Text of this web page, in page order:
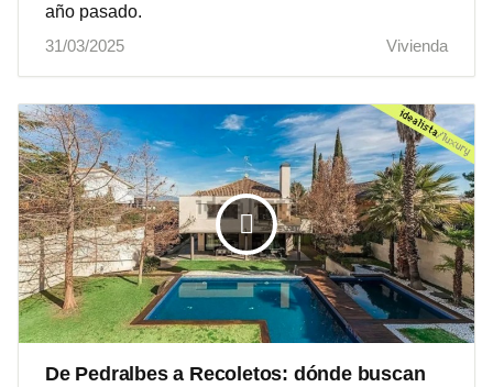
año pasado.
31/03/2025
Vivienda
De Pedralbes a Recoletos: dónde buscan